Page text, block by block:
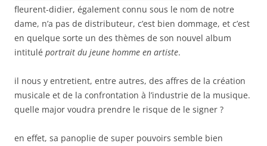
fleurent-didier, également connu sous le nom de notre
dame, n’a pas de distributeur, c’est bien dommage, et c’est
en quelque sorte un des thèmes de son nouvel album
intitulé portrait du jeune homme en artiste.
il nous y entretient, entre autres, des affres de la création
musicale et de la confrontation à l’industrie de la musique.
quelle major voudra prendre le risque de le signer ?
en effet, sa panoplie de super pouvoirs semble bien